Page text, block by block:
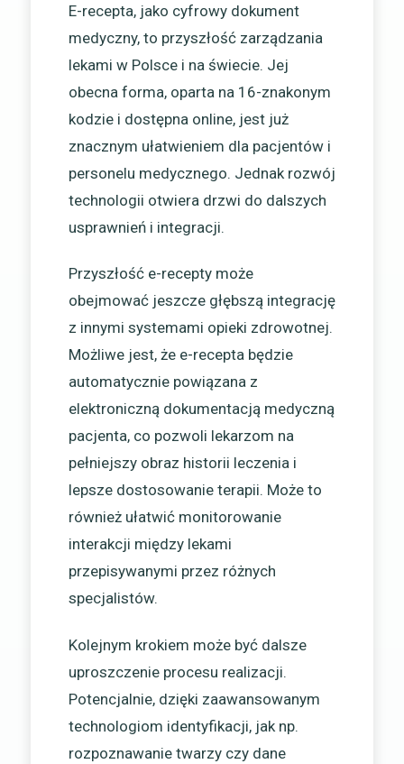
E-recepta, jako cyfrowy dokument
medyczny, to przyszłość zarządzania
lekami w Polsce i na świecie. Jej
obecna forma, oparta na 16-znakonym
kodzie i dostępna online, jest już
znacznym ułatwieniem dla pacjentów i
personelu medycznego. Jednak rozwój
technologii otwiera drzwi do dalszych
usprawnień i integracji.
Przyszłość e-recepty może
obejmować jeszcze głębszą integrację
z innymi systemami opieki zdrowotnej.
Możliwe jest, że e-recepta będzie
automatycznie powiązana z
elektroniczną dokumentacją medyczną
pacjenta, co pozwoli lekarzom na
pełniejszy obraz historii leczenia i
lepsze dostosowanie terapii. Może to
również ułatwić monitorowanie
interakcji między lekami
przepisywanymi przez różnych
specjalistów.
Kolejnym krokiem może być dalsze
uproszczenie procesu realizacji.
Potencjalnie, dzięki zaawansowanym
technologiom identyfikacji, jak np.
rozpoznawanie twarzy czy dane